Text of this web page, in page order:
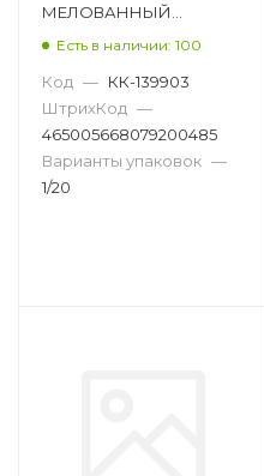
МЕЛОВАННЫЙ
190 Г/М²,
ГОССИМВОЛИК
ОФГ-485
Есть в наличии: 100
Код — КК-139903
ШтрихКод —
465005668079200485
Варианты упаковок —
1/20